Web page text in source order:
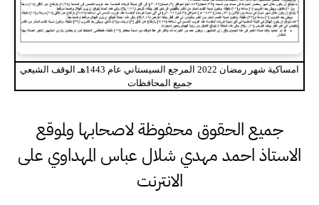
امساكية شهر رمضان 2022 المرجع السيستاني عام 1443هـ الوقف الشيعي
جميع المحافظات
جميع الحقوق محفوظة لاصحابها ولموقع
الاستاذ احمد مهدي شلال عباس المهداوي على
الانترنت